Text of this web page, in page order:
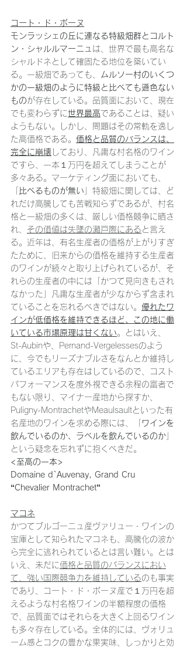
コート・ド・ボーヌ
モンラッシェの丘に連なる特級畑群とコルト
ン・シャルルマーニュ は、世界で最も高名な
シャルドネとして確固たる地位を築いてい
る。一級畑であっても、
ムルソー村のいくつ
かの一級畑のように特級と比べても遜色ない
ものが存在している。品質面において、現在
でも変わらずに世界最高であることは、疑い
ようもない。しかし、問題はその常軌を逸し
た高価格である。 価格と品質のバランスは、
完全に崩壊 しており、凡庸な村名格のワイン
ですら、一本１万円を超えてしまうことが
多々ある。マーケティング面においても、
比べるものが無い 」特級畑に関しては、ど
れだけ高騰しても苦戦知らずであるが、村名
格と一級畑の多くは、厳しい価格競争に晒さ
れ、 その価値は失墜の瀬戸際にある と言え
る。近年は、有名生産者の価格が上がりすぎ
たために、旧来からの価格を維持する生産者
のワインが続々と取り上げられているが、そ
れらの生産者の中には「かつて見向きもされ
なかった」凡庸な生産者が少なからず含まれ
ていることを忘れるべきではない。 優れたワ
インが低価格を維持できるほど、この地に働
いている市場原理は甘くない 。とはいえ、
St-Aubinや、Pernand-Vergelessesのよう
に、今でもリーズナブルさをなんとか維持し
ているエリアも存在はしているので、コスト
パフォーマンスを度外視できる余程の富者で
もない限り、マイナー産地から探すか、
Puligny-MontrachetやMeaulsaultといった有
名産地のワインを求める際には、「
ワインを
飲んでいるのか、ラベルを飲んでいるのか
という疑念を忘れずに抱くべきだ。
<至高の一本>
Domaine d`Auvenay, Grand Cru
“Chevalier Montrachet”
マコネ
かつてブルゴーニュ産ヴァリュー・ワインの
宝庫として知られたマコネも、高騰化の波か
ら完全に逃れられているとは言い難い。とは
いえ、未だに価格と品質のバランスにおい
て、強い国際競争力を維持しているのも事実
であり、コート・ド・ボーヌ産で１万円を超
えるような村名格ワインの半額程度の価格
で、品質面ではそれらを大きく上回るワイン
も多々存在している。全体的には、ヴォリュ
ーム感とコクの豊かな果実味、しっかりと効